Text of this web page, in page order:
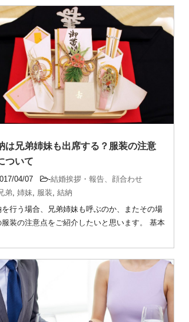
は兄弟姉妹も出席する？服装の注意
ついて
04/07 -結婚挨拶・報告、顔合わせ
弟,姉妹, 服装,結納
を行う場合、兄弟姉妹も呼ぶのか、またその場
服装の注意点をご紹介したいと思います。 基本